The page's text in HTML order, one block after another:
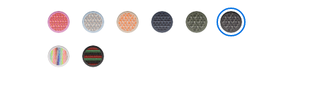
Guayaba
brillante
Neblina
azul
Naranja
melón
Azul
ancla
Bosque
Edición
Orgullo
Black
Unity